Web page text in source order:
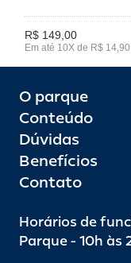
R$ 149,00
Em até 10X de R$ 14,90
O parque
Conteúdo
Dúvidas
Benefícios
Contato
Horários de
Parque - 10h às